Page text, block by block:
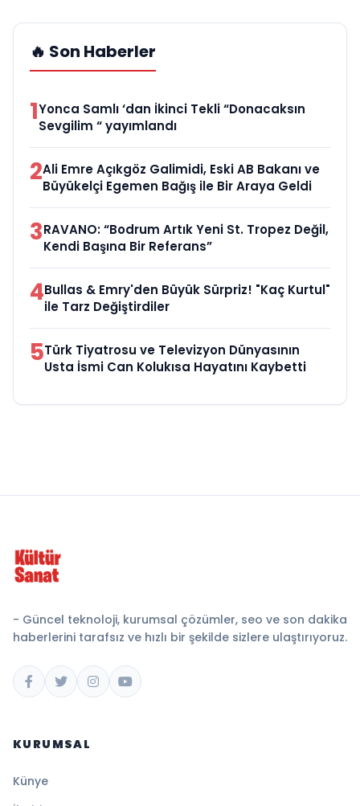
🔥 Son Haberler
1Yonca Samlı ‘dan İkinci Tekli “Donacaksın
Sevgilim “ yayımlandı
2Ali Emre Açıkgöz Galimidi, Eski AB Bakanı ve
Büyükelçi Egemen Bağış ile Bir Araya Geldi
3RAVANO: “Bodrum Artık Yeni St. Tropez Değil,
Kendi Başına Bir Referans”
4Bullas & Emry'den Büyük Sürpriz! "Kaç Kurtul"
ile Tarz Değiştirdiler
5Türk Tiyatrosu ve Televizyon Dünyasının
Usta İsmi Can Kolukısa Hayatını Kaybetti
- Güncel teknoloji, kurumsal çözümler, seo ve son dakika
haberlerini tarafsız ve hızlı bir şekilde sizlere ulaştırıyoruz.
KURUMSAL
Künye